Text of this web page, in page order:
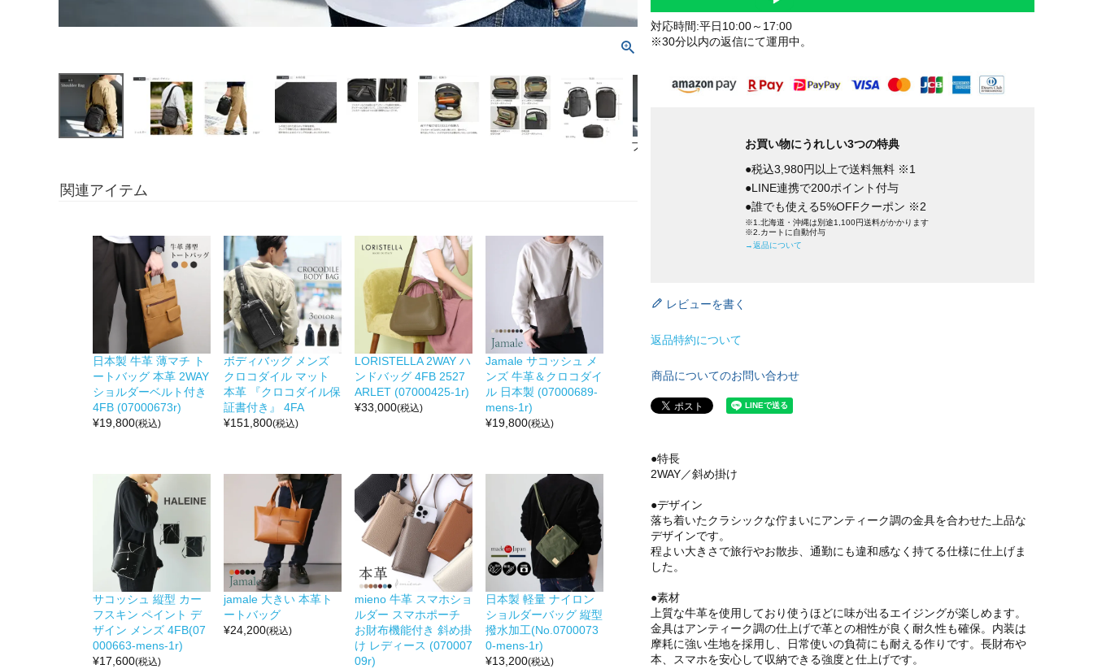
ブラック
関連アイテム
日本製 牛革 薄マチ ト
ートバッグ 本革 2WAY
ショルダーベルト付き
4FB (07000673r)
¥19,800(税込)
ボディバッグ メンズ
クロコダイル マット
本革 『クロコダイル保
証書付き』 4FA
¥151,800(税込)
LORISTELLA 2WAY ハ
ンドバッグ 4FB 2527
ARLET (07000425-1r)
¥33,000(税込)
Jamale サコッシュ メ
ンズ 牛革＆クロコダイ
ル 日本製 (07000689-
mens-1r)
¥19,800(税込)
サコッシュ 縦型 カー
フスキン ペイント デ
ザイン メンズ 4FB(07
000663-mens-1r)
¥17,600(税込)
jamale 大きい 本革ト
ートバッグ
¥24,200(税込)
mieno 牛革 スマホショ
ルダー スマホポーチ
お財布機能付き 斜め掛
け レディース (070007
09r)
日本製 軽量 ナイロン
ショルダーバッグ 縦型
撥水加工(No.0700073
0-mens-1r)
¥13,200(税込)
対応時間:平日10:00～17:00
※30分以内の返信にて運用中。
お買い物にうれしい3つの特典
●税込3,980円以上で送料無料 ※1
●LINE連携で200ポイント付与
●誰でも使える5%OFFクーポン ※2
※1.北海道・沖縄は別途1,100円送料がかかります
※2.カートに自動付与
→返品について
レビューを書く
返品特約について
商品についてのお問い合わせ
●特長
2WAY／斜め掛け
●デザイン
落ち着いたクラシックな佇まいにアンティーク調の金具を合わせた上品な
デザインです。
程よい大きさで旅行やお散歩、通勤にも違和感なく持てる仕様に仕上げま
した。
●素材
上質な牛革を使用しており使うほどに味が出るエイジングが楽しめます。
金具はアンティーク調の仕上げで革との相性が良く耐久性も確保。内装は
摩耗に強い生地を採用し、日常使いの負荷にも耐える作りです。長財布や
本、スマホを安心して収納できる強度と仕上げです。